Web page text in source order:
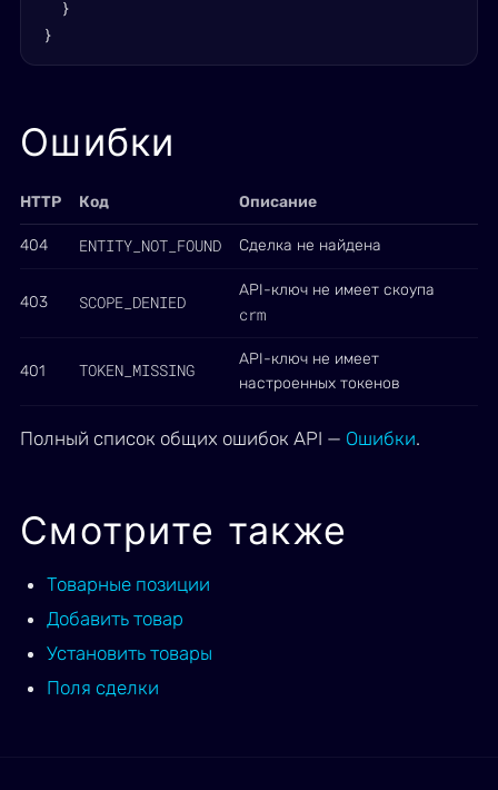
  }
}
Ошибки
HTTP Код Описание
404 ENTITY_NOT_FOUND Сделка не найдена
403 SCOPE_DENIED
API-ключ не имеет скоупа
crm
401 TOKEN_MISSING
API-ключ не имеет
настроенных токенов
Полный список общих ошибок API — Ошибки.
Смотрите также
Товарные позиции
Добавить товар
Установить товары
Поля сделки